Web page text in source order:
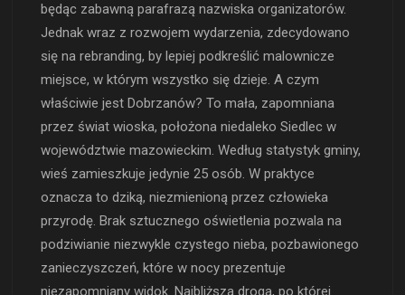
będąc zabawną parafrazą nazwiska organizatorów.
Jednak wraz z rozwojem wydarzenia, zdecydowano
się na rebranding, by lepiej podkreślić malownicze
miejsce, w którym wszystko się dzieje. A czym
właściwie jest Dobrzanów? To mała, zapomniana
przez świat wioska, położona niedaleko Siedlec w
województwie mazowieckim. Według statystyk gminy,
wieś zamieszkuje jedynie 25 osób. W praktyce
oznacza to dziką, niezmienioną przez człowieka
przyrodę. Brak sztucznego oświetlenia pozwala na
podziwianie niezwykle czystego nieba, pozbawionego
zanieczyszczeń, które w nocy prezentuje
niezapomniany widok. Najbliższa droga, po której